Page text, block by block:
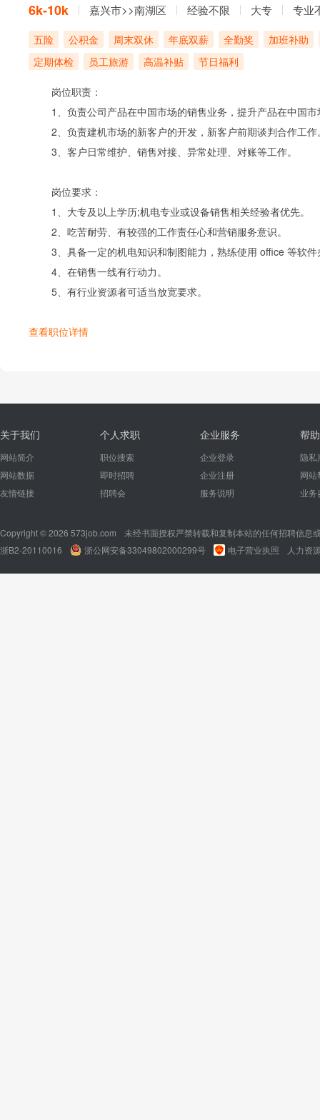
6k-10k 嘉兴市>>南湖区 经验不限 大专 专业
五险 公积金 周末双休 年底双薪 全勤奖
加班补助
定期体检
员工旅游 高温补贴 节日福利
岗位职责：
1、负责公司产品在中国市场的销售业务，提升产品在中国市
2、负责建机市场的新客户的开发，新客户前期谈判合作工作
3、客户日常维护、销售对接、异常处理、对账等工作。
岗位要求：
1、大专及以上学历;机电专业或设备销售相关经验者优先。
2、吃苦耐劳、有较强的工作责任心和营销服务意识。
3、具备一定的机电知识和制图能力，熟练使用 office 等软件
4、在销售一线有行动力。
5、有行业资源者可适当放宽要求。
查看职位详情
关于我们
网站简介
网站数据
友情链接
个人求职
职位搜索
即时招聘
招聘会
企业服务
企业登录
企业注册
服务说明
帮
隐私
网站
业务
Copyright © 2026 573job.com
未经书面授权严禁转载和复制本站的任何招聘信息
浙B2-20110016
浙公网安备33049802000299号 电子营业执照 人力资